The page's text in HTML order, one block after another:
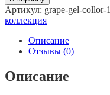
Grape
gel
collor
#150
15ml.
Артикул: grape-gel-collor-
коллекция
Описание
Отзывы (0)
Описание